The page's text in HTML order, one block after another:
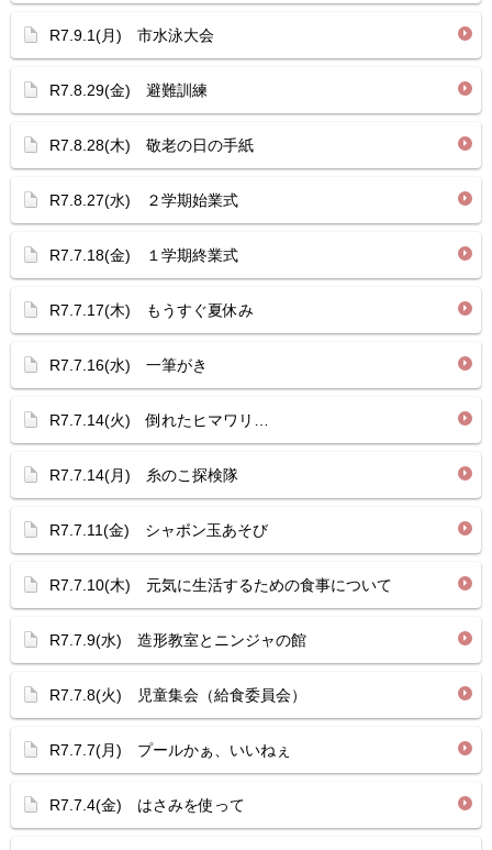
R7.9.1(月) 市水泳大会
R7.8.29(金) 避難訓練
R7.8.28(木) 敬老の日の手紙
R7.8.27(水) ２学期始業式
R7.7.18(金) １学期終業式
R7.7.17(木) もうすぐ夏休み
R7.7.16(水) 一筆がき
R7.7.14(火) 倒れたヒマワリ…
R7.7.14(月) 糸のこ探検隊
R7.7.11(金) シャボン玉あそび
R7.7.10(木) 元気に生活するための食事について
R7.7.9(水) 造形教室とニンジャの館
R7.7.8(火) 児童集会（給食委員会）
R7.7.7(月) プールかぁ、いいねぇ
R7.7.4(金) はさみを使って